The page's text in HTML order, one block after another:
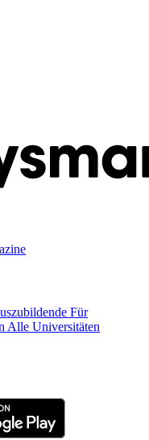
Für
Alle Universitäten